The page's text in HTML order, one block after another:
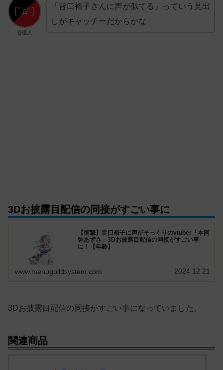
管理人
「皆口裕子さんに声が似てる」っていう見出
しがキャッチーだからかな
3Dお披露目配信の同接がすごい事に
【衝撃】皆口裕子に声がそっくりのvtuber「本阿
弥あずさ」3Dお披露目配信の同接がすごい事
に！【年齢】
www.menuguildsystem.com 2024.12.21
3Dお披露目配信の同接がすごい事になっていました。
関連商品